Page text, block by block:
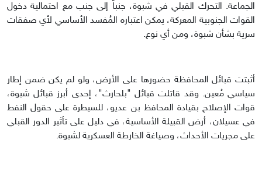
الجماعة. التحرك القبلي في شبوة، جنباً إلى جنب مع احتمالية دخول
القوات الجنوبية المعركة، يمكن اعتباره المُفسد الأساسي لأي صفقات
سرية بشأن شبوة، ومن أي نوع.
أثبتت قبائل المحافظة حضورها على الأرض، ولو لم يكن ضمن إطار
سياسي مُعين. وقد قاتلت قبائل "بلحارث"، إحدى أبرز قبائل شبوة،
قوات الإصلاح بقيادة المحافظ بن عديو، للسيطرة على حقول النفط
في عسيلان، أرض القبيلة الأساسية، في دليل على تأثير الدور القبلي
على مجريات الأحداث، وصياغة الخارطة العسكرية لشبوة.